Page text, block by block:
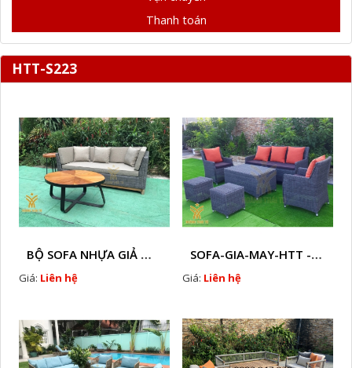
Thanh toán
HTT-S223
BỘ SOFA NHỰA GIẢ MÂY HTT - S86
Giá: Liên hệ
SOFA-GIA-MAY-HTT - S61 COPY
Giá: Liên hệ